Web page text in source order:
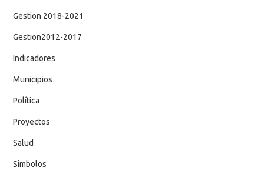
Gestion 2018-2021
Gestion2012-2017
Indicadores
Municipios
Política
Proyectos
Salud
Simbolos